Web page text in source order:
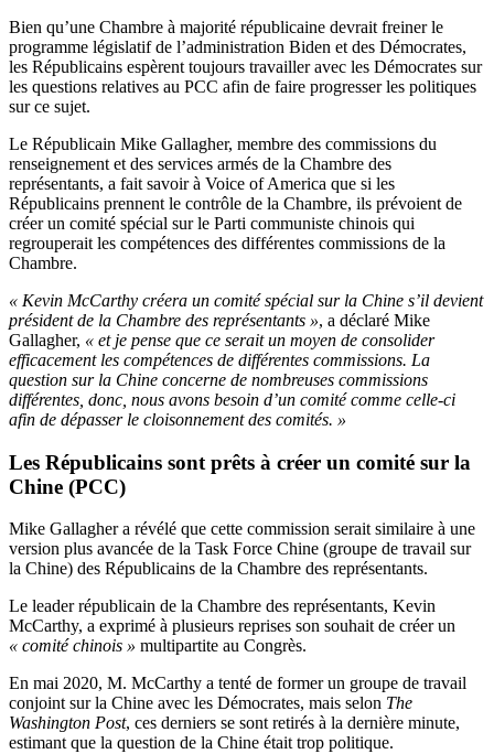
Bien qu’une Chambre à majorité républicaine devrait freiner le
programme législatif de l’administration Biden et des Démocrates,
les Républicains espèrent toujours travailler avec les Démocrates sur
les questions relatives au PCC afin de faire progresser les politiques
sur ce sujet.
Le Républicain Mike Gallagher, membre des commissions du
renseignement et des services armés de la Chambre des
représentants, a fait savoir à Voice of America que si les
Républicains prennent le contrôle de la Chambre, ils prévoient de
créer un comité spécial sur le Parti communiste chinois qui
regrouperait les compétences des différentes commissions de la
Chambre.
« Kevin McCarthy créera un comité spécial sur la Chine s’il devient
président de la Chambre des représentants », a déclaré Mike
Gallagher, « et je pense que ce serait un moyen de consolider
efficacement les compétences de différentes commissions. La
question sur la Chine concerne de nombreuses commissions
différentes, donc, nous avons besoin d’un comité comme celle-ci
afin de dépasser le cloisonnement des comités. »
Les Républicains sont prêts à créer un comité sur la
Chine (PCC)
Mike Gallagher a révélé que cette commission serait similaire à une
version plus avancée de la Task Force Chine (groupe de travail sur
la Chine) des Républicains de la Chambre des représentants.
Le leader républicain de la Chambre des représentants, Kevin
McCarthy, a exprimé à plusieurs reprises son souhait de créer un
« comité chinois » multipartite au Congrès.
En mai 2020, M. McCarthy a tenté de former un groupe de travail
conjoint sur la Chine avec les Démocrates, mais selon The
Washington Post, ces derniers se sont retirés à la dernière minute,
estimant que la question de la Chine était trop politique.